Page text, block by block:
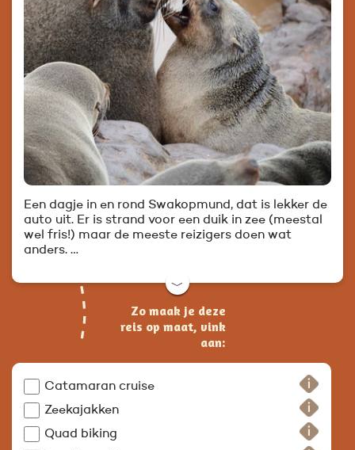
Een dagje in en rond Swakopmund, dat is lekker de
auto uit. Er is strand voor een duik in zee (meestal
wel fris!) maar de meeste reizigers doen wat
anders. …
﹀
Zo maak je deze
reis op maat, vink
aan:
Catamaran cruise
Zeekajakken
Quad biking